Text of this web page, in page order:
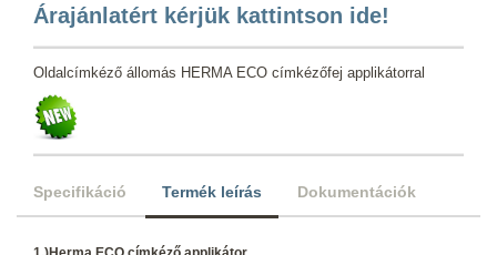
Árajánlatért kérjük kattintson ide!
Oldalcímkéző állomás HERMA ECO címkézőfej applikátorral
Specifikáció Termék leírás Dokumentációk